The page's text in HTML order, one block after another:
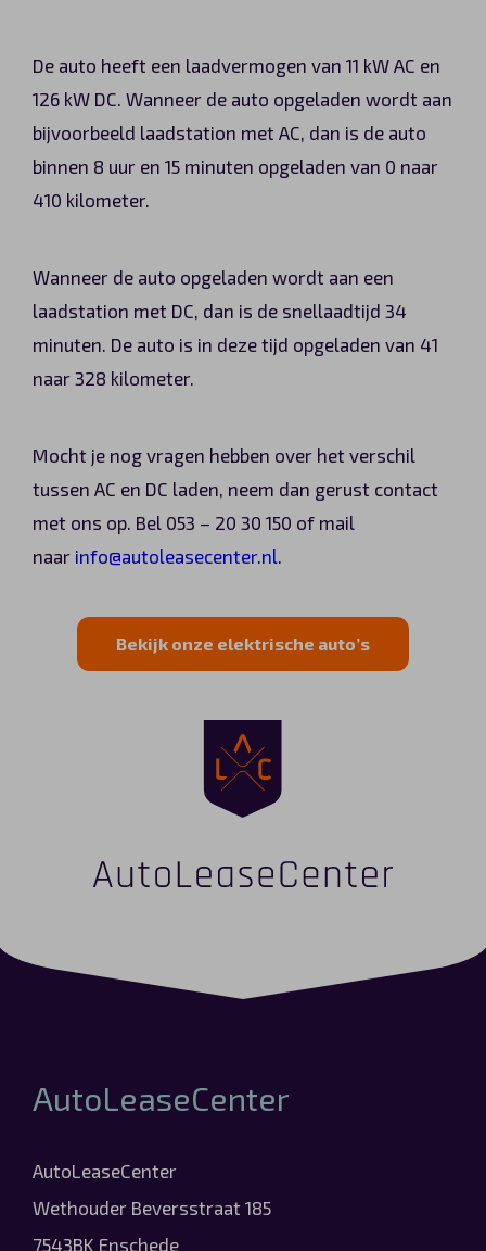
De auto heeft een laadvermogen van 11 kW AC en
126 kW DC. Wanneer de auto opgeladen wordt aan
bijvoorbeeld laadstation met AC, dan is de auto
binnen 8 uur en 15 minuten opgeladen van 0 naar
410 kilometer.
Wanneer de auto opgeladen wordt aan een
laadstation met DC, dan is de snellaadtijd 34
minuten. De auto is in deze tijd opgeladen van 41
naar 328 kilometer.
Mocht je nog vragen hebben over het verschil
tussen AC en DC laden, neem dan gerust contact
met ons op. Bel 053 – 20 30 150 of mail
naar info@autoleasecenter.nl
Bekijk onze elektrische auto’s
AutoLeaseCenter
AutoLeaseCenter
Wethouder Beversstraat 185
7543BK Enschede